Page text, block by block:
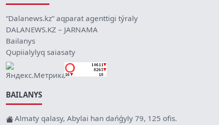
“Dalanews.kz” aqparat agenttigi týraly
DALANEWS.KZ – JARNAMA
Bailanys
Qupiialylyq saiasaty
BAILANYS
Almaty qalasy, Abylai han dańǵyly 79, 125 ofis.